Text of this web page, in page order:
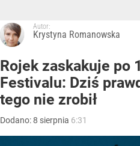
Autor:
Krystyna Romanowska
Rojek zaskakuje po
Festivalu: Dziś
tego nie zrobił
Dodano:8 sierpnia 6:31